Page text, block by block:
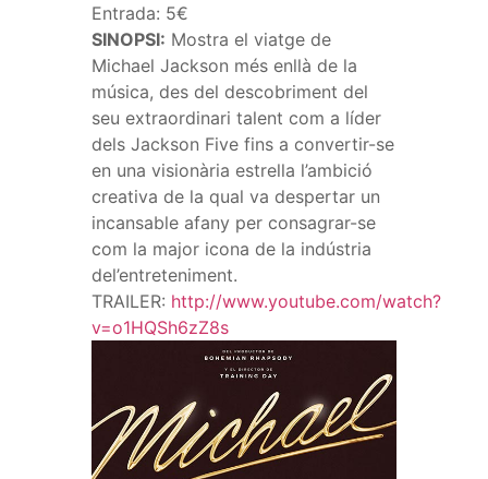
Entrada: 5€
SINOPSI: Mostra el viatge de
Michael Jackson més enllà de la
música, des del descobriment del
seu extraordinari talent com a líder
dels Jackson Five fins a convertir-se
en una visionària estrella l’ambició
creativa de la qual va despertar un
incansable afany per consagrar-se
com la major icona de la indústria
del’entreteniment.
TRAILER: http://www.youtube.com/watch?
v=o1HQSh6zZ8s